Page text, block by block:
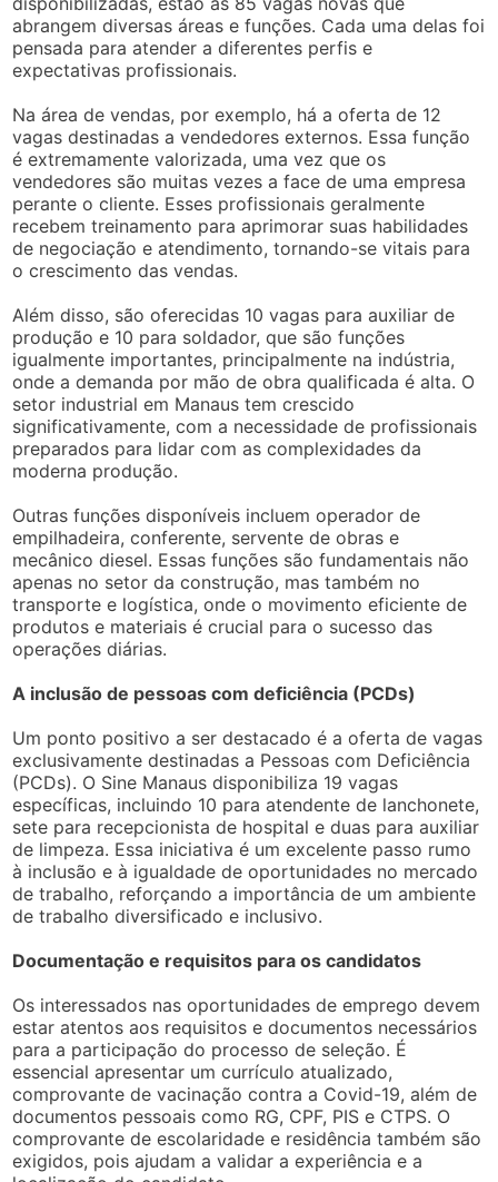
abrangem diversas áreas e funções. Cada uma delas foi
pensada para atender a diferentes perfis e
expectativas profissionais.
Na área de vendas, por exemplo, há a oferta de 12
vagas destinadas a vendedores externos. Essa função
é extremamente valorizada, uma vez que os
vendedores são muitas vezes a face de uma empresa
perante o cliente. Esses profissionais geralmente
recebem treinamento para aprimorar suas habilidades
de negociação e atendimento, tornando-se vitais para
o crescimento das vendas.
Além disso, são oferecidas 10 vagas para auxiliar de
produção e 10 para soldador, que são funções
igualmente importantes, principalmente na indústria,
onde a demanda por mão de obra qualificada é alta. O
setor industrial em Manaus tem crescido
significativamente, com a necessidade de profissionais
preparados para lidar com as complexidades da
moderna produção.
Outras funções disponíveis incluem operador de
empilhadeira, conferente, servente de obras e
mecânico diesel. Essas funções são fundamentais não
apenas no setor da construção, mas também no
transporte e logística, onde o movimento eficiente de
produtos e materiais é crucial para o sucesso das
operações diárias.
A inclusão de pessoas com deficiência (PCDs)
Um ponto positivo a ser destacado é a oferta de vagas
exclusivamente destinadas a Pessoas com Deficiência
(PCDs). O Sine Manaus disponibiliza 19 vagas
específicas, incluindo 10 para atendente de lanchonete,
sete para recepcionista de hospital e duas para auxiliar
de limpeza. Essa iniciativa é um excelente passo rumo
à inclusão e à igualdade de oportunidades no mercado
de trabalho, reforçando a importância de um ambiente
de trabalho diversificado e inclusivo.
Documentação e requisitos para os candidatos
Os interessados nas oportunidades de emprego devem
estar atentos aos requisitos e documentos necessários
para a participação do processo de seleção. É
essencial apresentar um currículo atualizado,
comprovante de vacinação contra a Covid-19, além de
documentos pessoais como RG, CPF, PIS e CTPS. O
comprovante de escolaridade e residência também são
exigidos, pois ajudam a validar a experiência e a